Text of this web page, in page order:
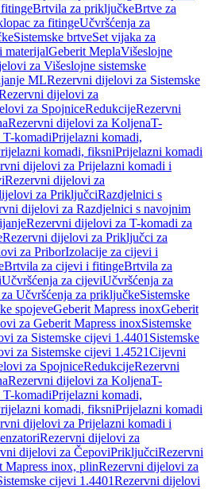
Brtvila za priključkeBrtve za
za fitingeUčvršćenja za
Sistemske brtveSet vijaka za
materijalGeberit MeplaVišeslojne
za Višeslojne sistemske
MLRezervni dijelovi za Sistemske
dijelovi za
za SpojniceRedukcijeRezervni
Rezervni dijelovi za KoljenaT-
komadiPrijelazni komadi,
komadi, fiksniPrijelazni komadi
dijelovi za Prijelazni komadi i
Rezervni dijelovi za
za PriključciRazdjelnici s
dijelovi za Razdjelnici s navojnim
Rezervni dijelovi za T-komadi za
Rezervni dijelovi za Priključci za
za PriborIzolacije za cijevi i
Brtvila za cijevi i fitingeBrtvila za
Učvršćenja za cijeviUčvršćenja za
Učvršćenja za priključkeSistemske
spojeveGeberit Mapress inoxGeberit
za Geberit Mapress inoxSistemske
za Sistemske cijevi 1.4401 Sistemske
za Sistemske cijevi 1.4521Cijevni
za SpojniceRedukcijeRezervni
Rezervni dijelovi za KoljenaT-
komadiPrijelazni komadi,
komadi, fiksniPrijelazni komadi
dijelovi za Prijelazni komadi i
Rezervni dijelovi za
dijelovi za ČepoviPriključciRezervni
Mapress inox, plinRezervni dijelovi za
cijevi 1.4401Rezervni dijelovi